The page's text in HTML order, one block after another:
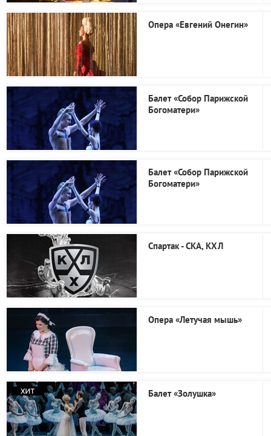
Опера «Евгений Онегин»
Балет «Собор Парижской
Богоматери»
Балет «Собор Парижской
Богоматери»
Спартак - СКА, КХЛ
Опера «Летучая мышь»
Балет «Золушка»